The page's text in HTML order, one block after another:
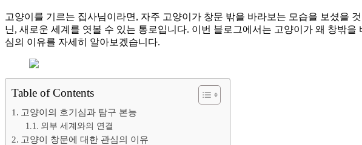
고양이를 기르는 집사님이라면, 자주 고양이가 창문 밖을 바라보는 모습을 보셨을
닌, 새로운 세계를 엿볼 수 있는 통로입니다. 이번 블로그에서는 고양이가 왜 창밖
심의 이유를 자세히 알아보겠습니다.
Table of Contents
고양이의 호기심과 탐구 본능
외부 세계와의 연결
고양이 창문에 대한 관심의 이유